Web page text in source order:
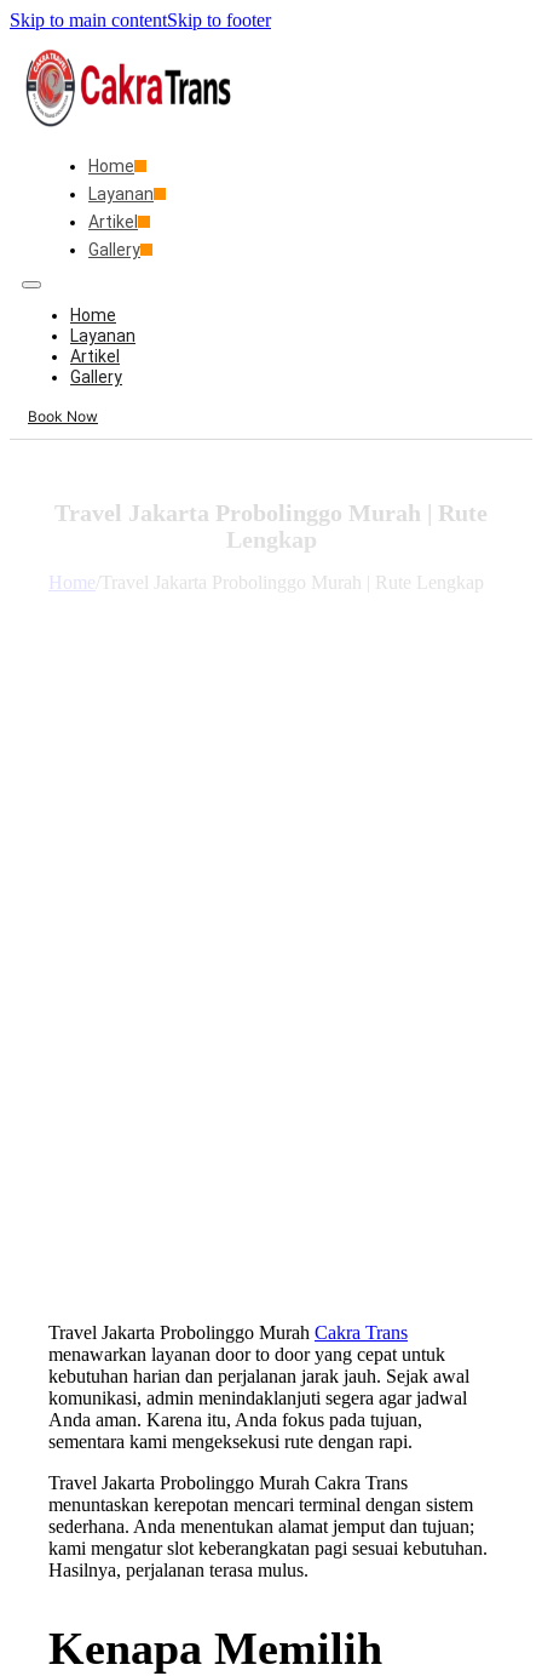
Skip to main contentSkip to footer
Home
Layanan
Artikel
Gallery
Home
Layanan
Artikel
Gallery
Book Now
Travel Jakarta Probolinggo Murah | Rute
Lengkap
Home Travel Jakarta Probolinggo Murah | Rute Lengkap
Travel Jakarta Probolinggo Murah Cakra Trans
menawarkan layanan door to door yang cepat untuk
kebutuhan harian dan perjalanan jarak jauh. Sejak awal
komunikasi, admin menindaklanjuti segera agar jadwal
Anda aman. Karena itu, Anda fokus pada tujuan,
sementara kami mengeksekusi rute dengan rapi.
Travel Jakarta Probolinggo Murah Cakra Trans
menuntaskan kerepotan mencari terminal dengan sistem
sederhana. Anda menentukan alamat jemput dan tujuan;
kami mengatur slot keberangkatan pagi sesuai kebutuhan.
Hasilnya, perjalanan terasa mulus.
Kenapa Memilih